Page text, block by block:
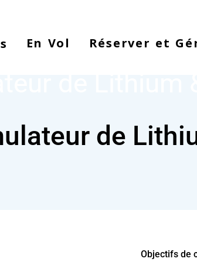
main
content
Réserver et
En Vol NODE
DE LITHIUM & O2
de
Objectifs de